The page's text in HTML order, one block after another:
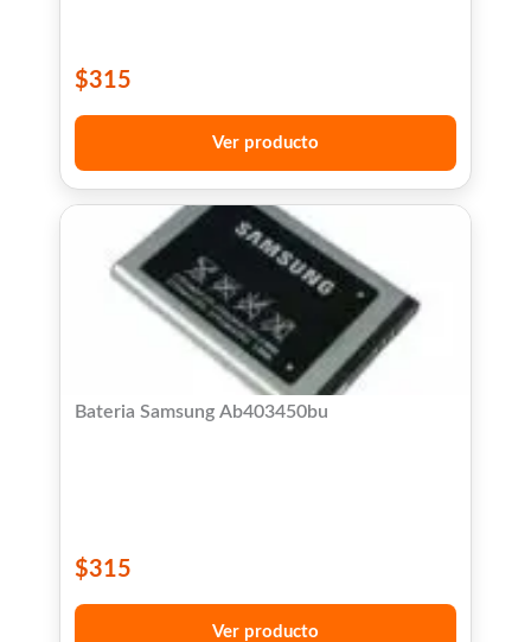
$315
Ver producto
Bateria Samsung Ab403450bu
$315
Ver producto